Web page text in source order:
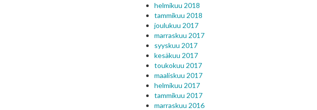
helmikuu 2018
tammikuu 2018
joulukuu 2017
marraskuu 2017
syyskuu 2017
kesäkuu 2017
toukokuu 2017
maaliskuu 2017
helmikuu 2017
tammikuu 2017
marraskuu 2016